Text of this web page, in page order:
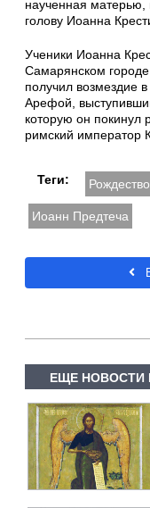
наученная матерью,
голову Иоанна
Ученики Иоанна
Самарянском
получил возмездие
Арефой,
которую он
римский император
Теги:
Иоанн Предтеча
ЕЩЕ НОВОСТИ